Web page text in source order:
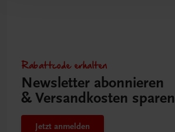
Rabattcode erhalten
Newsletter abonnieren
& Versandkosten sparen
Jetzt anmelden